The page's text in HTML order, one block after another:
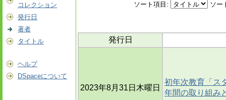
コレクション
発行日
著者
タイトル
ヘルプ
DSpaceについて
ソート項目: ソー
発行日
2023年8月31日木曜日
初年次教育「ス
年間の取り組み